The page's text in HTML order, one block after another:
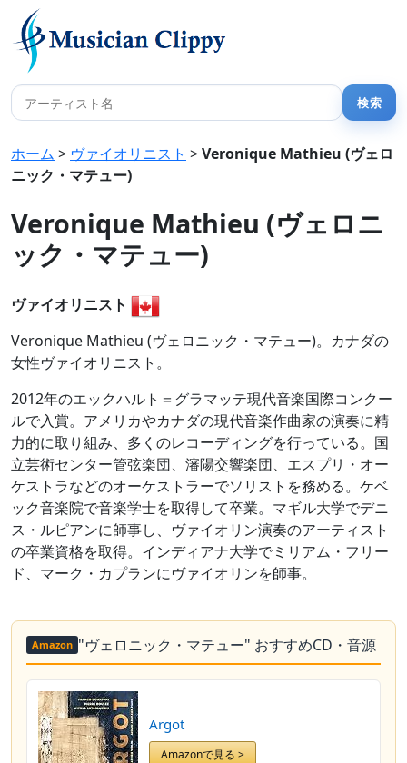
ホーム > ヴァイオリニスト >Veronique Mathieu (ヴェロ
ニック・マテュー)
Veronique Mathieu (ヴェロニ
ック・マテュー)
ヴァイオリニスト
Veronique Mathieu (ヴェロニック・マテュー)。カナダの
女性ヴァイオリニスト。
2012年のエックハルト＝グラマッテ現代音楽国際コンクー
ルで入賞。アメリカやカナダの現代音楽作曲家の演奏に精
力的に取り組み、多くのレコーディングを行っている。国
立芸術センター管弦楽団、瀋陽交響楽団、エスプリ・オー
ケストラなどのオーケストラーでソリストを務める。ケベ
ック音楽院で音楽学士を取得して卒業。マギル大学でデニ
ス・ルピアンに師事し、ヴァイオリン演奏のアーティスト
の卒業資格を取得。インディアナ大学でミリアム・フリー
ド、マーク・カプランにヴァイオリンを師事。
Amazon "ヴェロニック・マテュー" おすすめCD・音源
Argot
Amazonで見る >